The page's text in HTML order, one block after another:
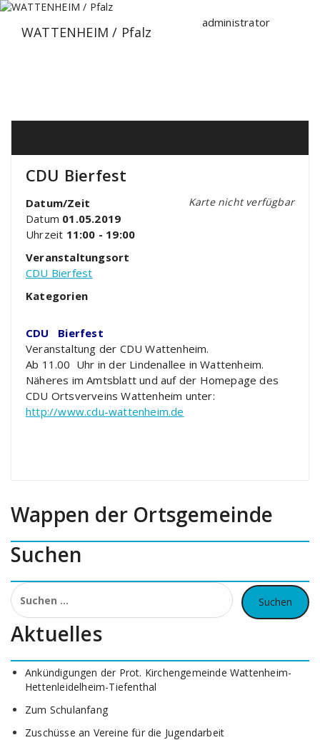
Zum
springenWATTENHEIM / Pfalz
administrator
CDU Bierfest
Karte nicht verfügbar
Datum/Zeit
Datum 01.05.2019
Uhrzeit 11:00 - 19:00
Veranstaltungsort
CDU Bierfest
Kategorien
CDU Bierfest
Veranstaltung der CDU Wattenheim.
Ab 11.00 Uhr in der Lindenallee in Wattenheim.
Näheres im Amtsblatt und auf der Homepage des
CDU Ortsverveins Wattenheim unter:
http://www.cdu-wattenheim.de
Wappen der Ortsgemeinde
Suchen
Suchen
nach:
Aktuelles
Ankündigungen der Prot. Kirchengemeinde Wattenheim-
Hettenleidelheim-Tiefenthal
Zum Schulanfang
Zuschüsse an Vereine für die Jugendarbeit